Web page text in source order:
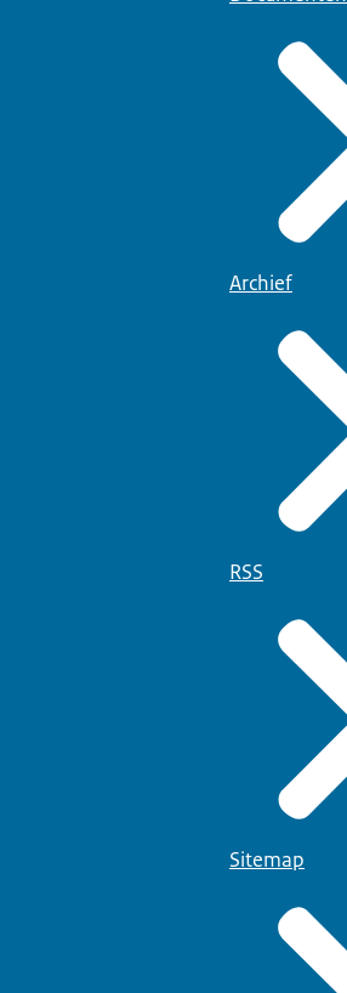
Archief
RSS
Sitemap